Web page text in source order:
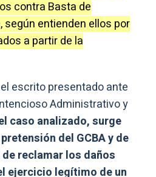
contra Basta de
según entienden ellos por
a partir de la
escrito presentado ante
Administrativo y
caso analizado, surge
del GCBA y de
de reclamar los daños
ejercicio legítimo de un